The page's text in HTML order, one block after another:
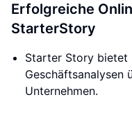
Erfolgreiche
StarterStory
Starter Story bietet
Geschäftsanalysen
Unternehmen.